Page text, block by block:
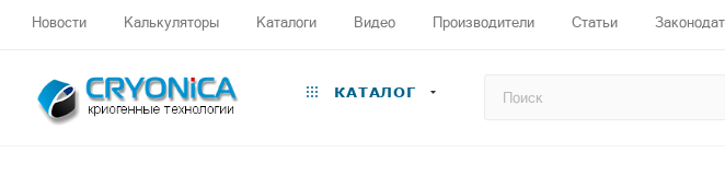
Новости Калькуляторы Каталоги Видео Производители Статьи
КАТАЛОГ